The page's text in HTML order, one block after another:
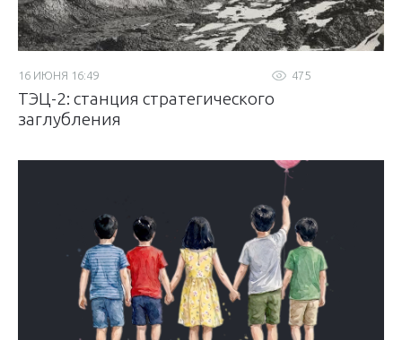
475
16 ИЮНЯ 16:49
ТЭЦ-2: станция стратегического
заглубления